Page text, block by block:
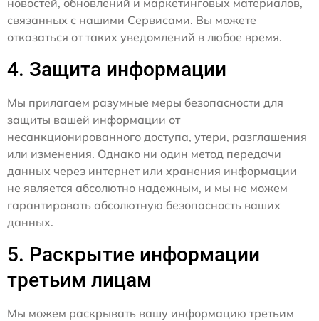
связанных с нашими Сервисами. Вы можете
отказаться от таких уведомлений в любое время.
4. Защита информации
Мы прилагаем разумные меры безопасности для
защиты вашей информации от
несанкционированного доступа, утери, разглашения
или изменения. Однако ни один метод передачи
данных через интернет или хранения информации
не является абсолютно надежным, и мы не можем
гарантировать абсолютную безопасность ваших
данных.
5. Раскрытие информации
третьим лицам
Мы можем раскрывать вашу информацию третьим